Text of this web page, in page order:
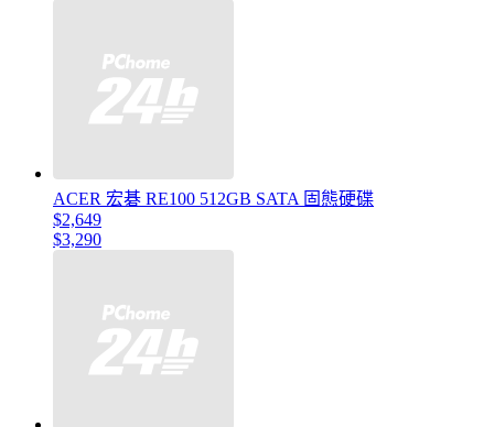
ACER 宏碁 RE100 512GB SATA 固態硬碟
$2,649
$3,290